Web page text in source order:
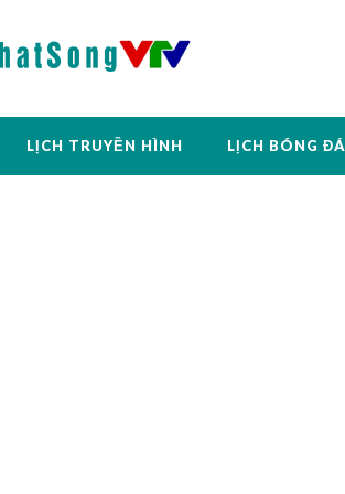
LỊCH TRUYỀN HÌNH LỊCH BÓNG ĐÁ